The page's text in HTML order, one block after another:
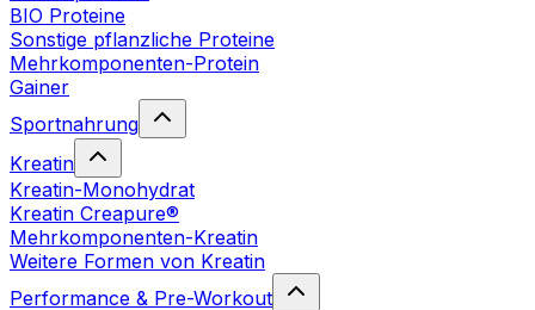
BIO Proteine
Sonstige pflanzliche Proteine
Mehrkomponenten-Protein
Gainer
Sportnahrung
Kreatin
Kreatin-Monohydrat
Kreatin Creapure®
Mehrkomponenten-Kreatin
Weitere Formen von Kreatin
Performance & Pre-Workout